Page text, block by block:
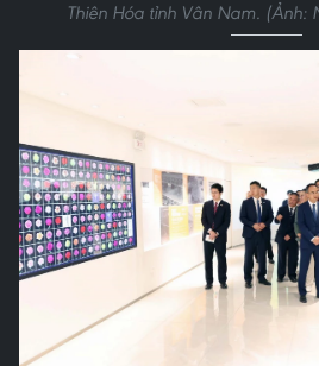
Thiên Hóa tỉnh Vân Nam. (Ảnh: